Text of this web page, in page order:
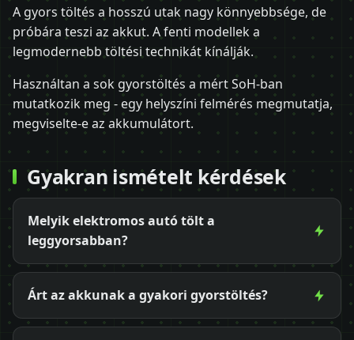
A gyors töltés a hosszú utak nagy könnyebbsége, de
próbára teszi az akkut. A fenti modellek a
legmodernebb töltési technikát kínálják.
Használtan a sok gyorstöltés a mért SoH-ban
mutatkozik meg - egy helyszíni felmérés megmutatja,
megviselte-e az akkumulátort.
Gyakran ismételt kérdések
Melyik elektromos autó tölt a
leggyorsabban?
Árt az akkunak a gyakori gyorstöltés?